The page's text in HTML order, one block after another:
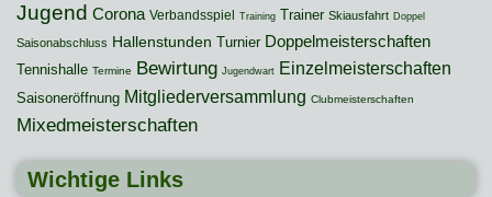
Jugend Corona Verbandsspiel Training Trainer Skiausfahrt Doppel
Saisonabschluss Hallenstunden Turnier Doppelmeisterschaften
Tennishalle Termine Bewirtung Jugendwart Einzelmeisterschaften
Saisoneröffnung Mitgliederversammlung Clubmeisterschaften
Mixedmeisterschaften
Wichtige Links